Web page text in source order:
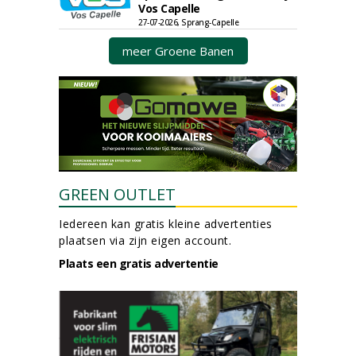
Vos Capelle
27-07-2026, Sprang-Capelle
meer Groene Banen
GREEN OUTLET
Iedereen kan gratis kleine advertenties
plaatsen via zijn eigen account.
Plaats een gratis advertentie